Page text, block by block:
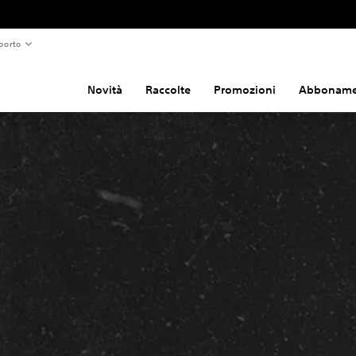
Novità Raccolte Promozioni